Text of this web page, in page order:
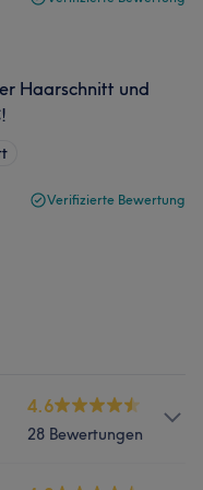
Haarschnitt und
Verifizierte Bewertung
4.6
28 Bewertungen